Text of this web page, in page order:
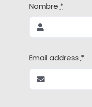
Nombre *
Email address*